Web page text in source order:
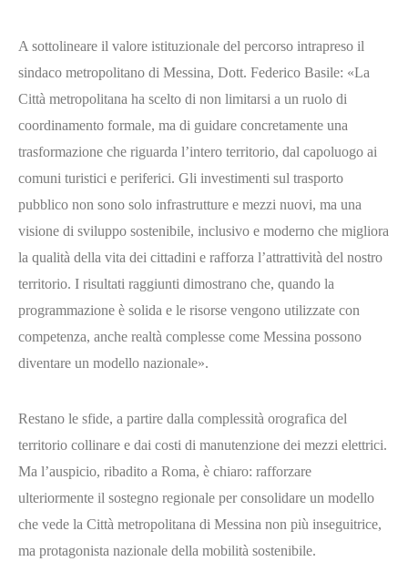
A sottolineare il valore istituzionale del percorso intrapreso il
sindaco metropolitano di Messina, Dott. Federico Basile: «La
Città metropolitana ha scelto di non limitarsi a un ruolo di
coordinamento formale, ma di guidare concretamente una
trasformazione che riguarda l’intero territorio, dal capoluogo ai
comuni turistici e periferici. Gli investimenti sul trasporto
pubblico non sono solo infrastrutture e mezzi nuovi, ma una
visione di sviluppo sostenibile, inclusivo e moderno che migliora
la qualità della vita dei cittadini e rafforza l’attrattività del nostro
territorio. I risultati raggiunti dimostrano che, quando la
programmazione è solida e le risorse vengono utilizzate con
competenza, anche realtà complesse come Messina possono
diventare un modello nazionale».
Restano le sfide, a partire dalla complessità orografica del
territorio collinare e dai costi di manutenzione dei mezzi elettrici.
Ma l’auspicio, ribadito a Roma, è chiaro: rafforzare
ulteriormente il sostegno regionale per consolidare un modello
che vede la Città metropolitana di Messina non più inseguitrice,
ma protagonista nazionale della mobilità sostenibile.